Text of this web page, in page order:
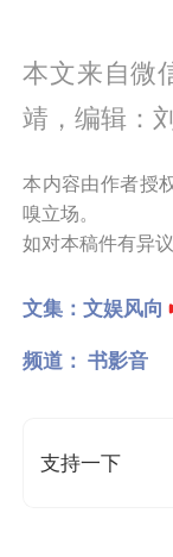
本文来自微
靖，编辑：
本内容由作者授
嗅立场。
如对本稿件有异
文集：文娱风向
频道： 书影音
支持一下